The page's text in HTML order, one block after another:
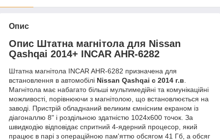
Опис
Опис Штатна магнітола для Nissan
Qashqai 2014+ INCAR AHR-6282
Штатна магнітола INCAR AHR-6282 призначена для
встановлення в автомобілі Nissan Qashqai с 2014 г.в.
Магнітола має набагато більші мультимедійні та комунікаційні
можливості, порівнюючи з магнітолою, що встановлюється на
заводі. Пристрій обладнаний великим ємнісним екраном із
діагоналлю 8" і роздільною здатністю 1024х600 точок. За
швидкодію відповідає спритний 4-ядерний процесор, який
працює в парі з операційною пам'яттю обсягом 41 Гб, а обсяг